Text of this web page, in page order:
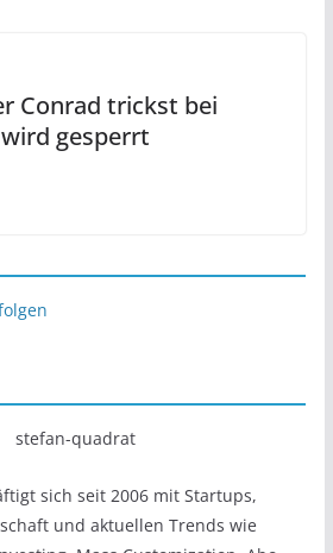
Conrad trickst bei
gesperrt
sich seit 2006 mit Startups,
und aktuellen Trends wie